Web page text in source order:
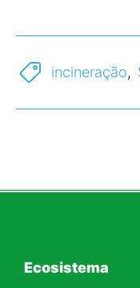
incineração,
Ecosistema